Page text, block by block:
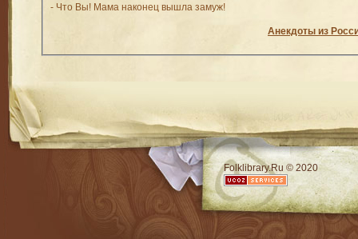
- Что Вы! Мама наконец вышла замуж!
Анекдоты из
Folklibrary.Ru © 2020
RSS